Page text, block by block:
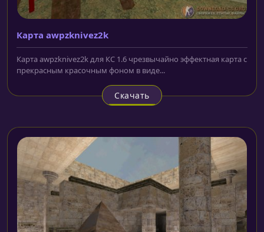
Карта awpzknivez2k
Карта awpzknivez2k для КС 1.6 чрезвычайно эффектная карта с
прекрасным красочным фоном в виде...
Скачать